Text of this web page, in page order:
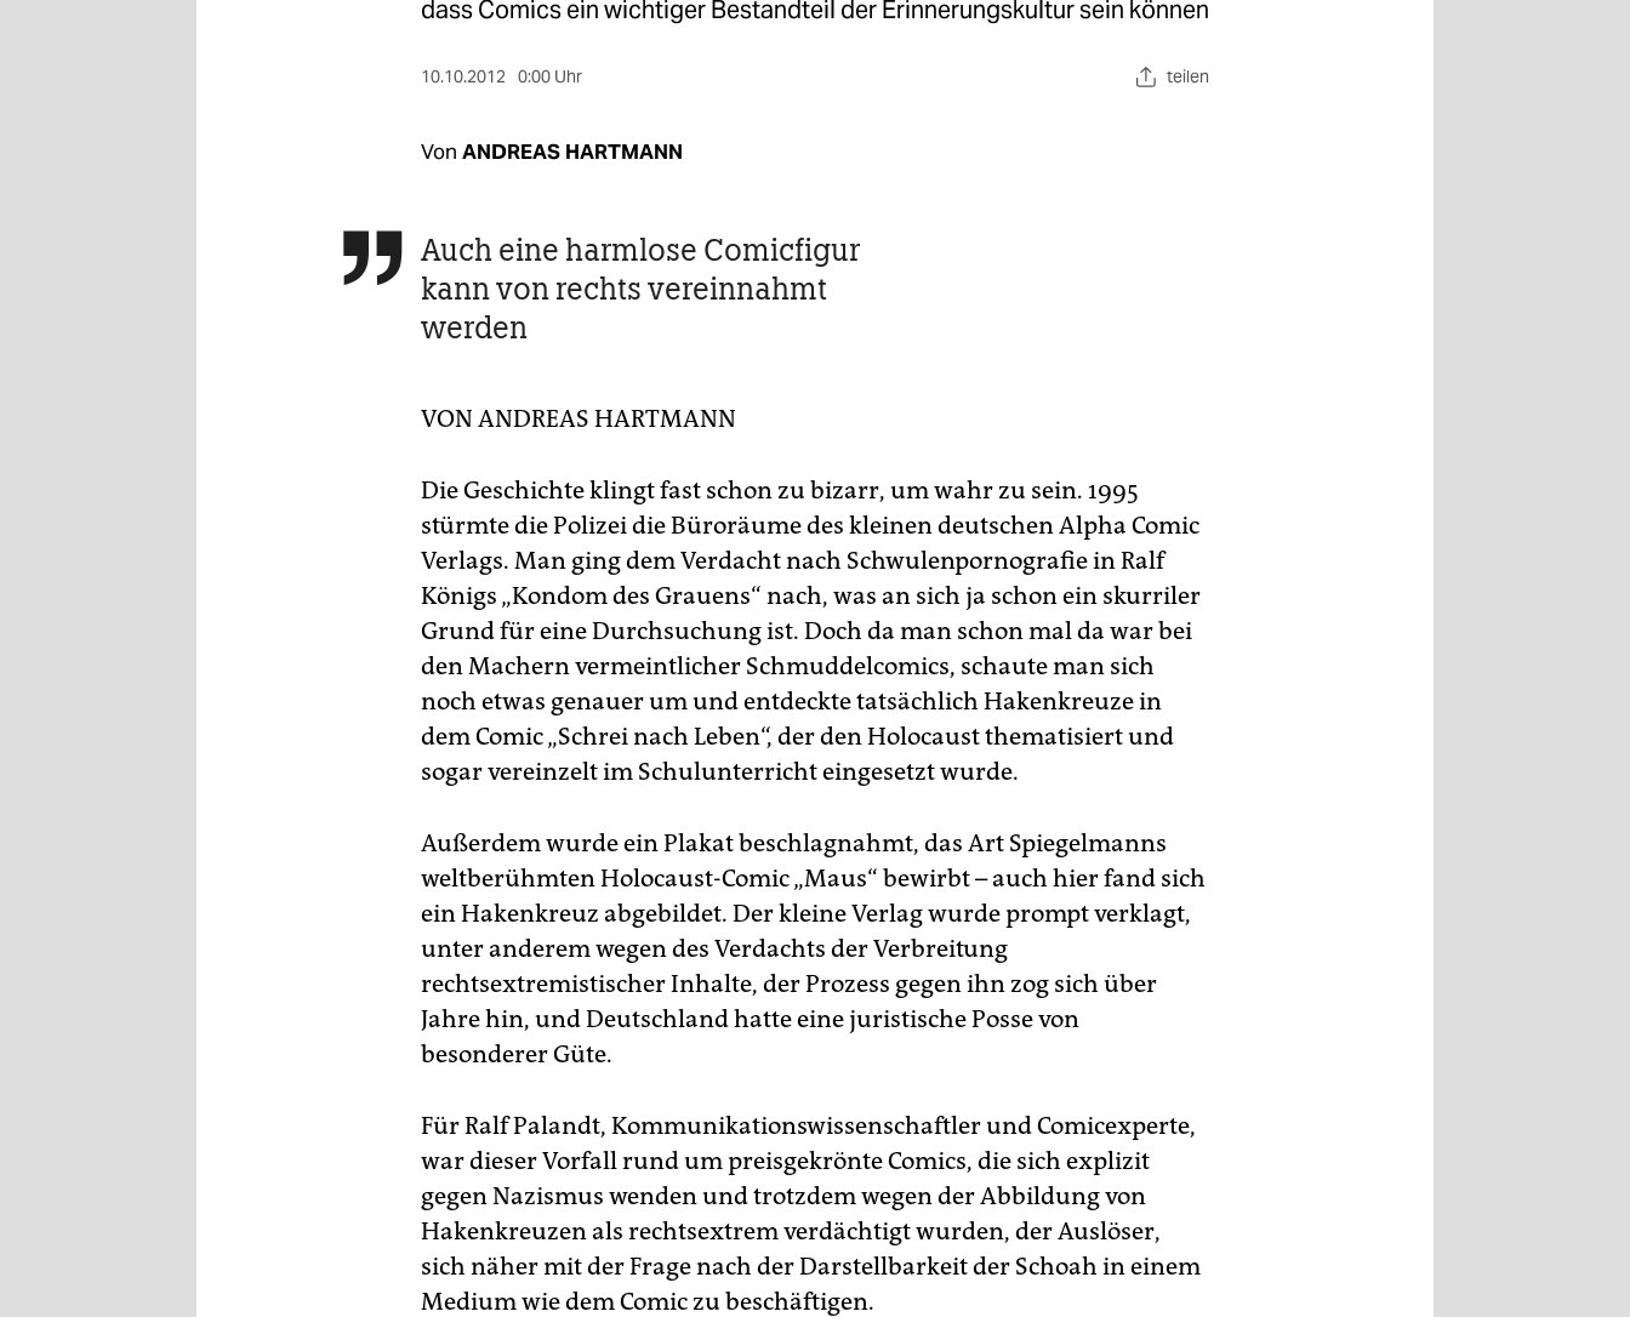
veranstaltungen
dass Comics ein wichtiger Bestandteil der Erinnerungskultur sein können
10.10.2012 0:00 Uhr teilen
Von ANDREAS HARTMANN
 Auch eine harmlose Comicfigur
kann von rechts vereinnahmt
werden
VON ANDREAS HARTMANN
Die Geschichte klingt fast schon zu bizarr, um wahr zu sein. 1995
stürmte die Polizei die Büroräume des kleinen deutschen Alpha Comic
Verlags. Man ging dem Verdacht nach Schwulenpornografie in Ralf
Königs „Kondom des Grauens“ nach, was an sich ja schon ein skurriler
Grund für eine Durchsuchung ist. Doch da man schon mal da war bei
den Machern vermeintlicher Schmuddelcomics, schaute man sich
noch etwas genauer um und entdeckte tatsächlich Hakenkreuze in
dem Comic „Schrei nach Leben“, der den Holocaust thematisiert und
sogar vereinzelt im Schulunterricht eingesetzt wurde.
Außerdem wurde ein Plakat beschlagnahmt, das Art Spiegelmanns
weltberühmten Holocaust-Comic „Maus“ bewirbt – auch hier fand sich
ein Hakenkreuz abgebildet. Der kleine Verlag wurde prompt verklagt,
unter anderem wegen des Verdachts der Verbreitung
rechtsextremistischer Inhalte, der Prozess gegen ihn zog sich über
Jahre hin, und Deutschland hatte eine juristische Posse von
besonderer Güte.
Für Ralf Palandt, Kommunikationswissenschaftler und Comicexperte,
war dieser Vorfall rund um preisgekrönte Comics, die sich explizit
gegen Nazismus wenden und trotzdem wegen der Abbildung von
Hakenkreuzen als rechtsextrem verdächtigt wurden, der Auslöser,
sich näher mit der Frage nach der Darstellbarkeit der Schoah in einem
Medium wie dem Comic zu beschäftigen.